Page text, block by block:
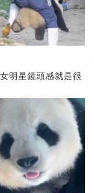
明星鏡頭感就是很